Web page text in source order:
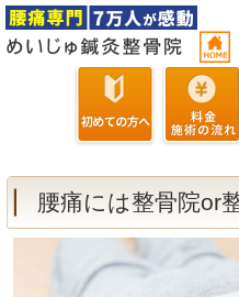
腰痛には整骨院or